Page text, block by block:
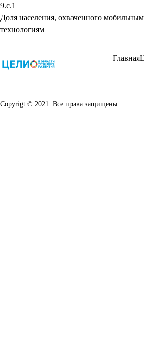
9.c.1
Доля населения, охваченного
технологиям
Главная
Copyrigt © 2021. Все права защищены